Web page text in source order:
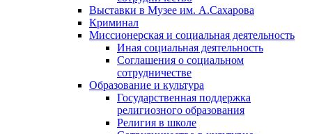
Выставки в Музее им. А.Сахарова
Криминал
Миссионерская и социальная деятельность
Иная социальная деятельность
Соглашения о социальном
сотрудничестве
Образование и культура
Государственная поддержка
религиозного образования
Религия в школе